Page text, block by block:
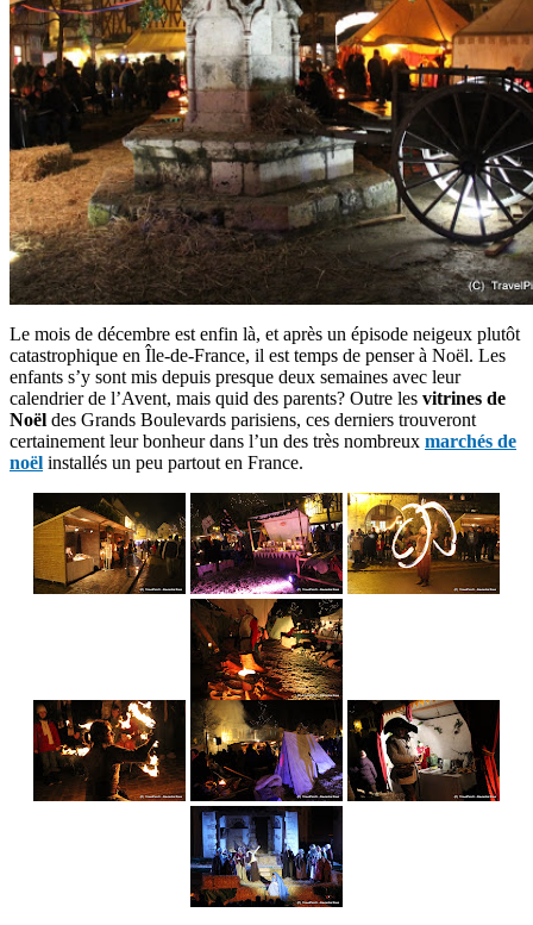
Le mois de décembre est enfin là, et après un épisode neigeux plutôt
catastrophique en Île-de-France, il est temps de penser à Noël. Les
enfants s’y sont mis depuis presque deux semaines avec leur
calendrier de l’Avent, mais quid des parents? Outre les vitrines de
Noël des Grands Boulevards parisiens, ces derniers trouveront
certainement leur bonheur dans l’un des très nombreux marchés de
noël installés un peu partout en France.